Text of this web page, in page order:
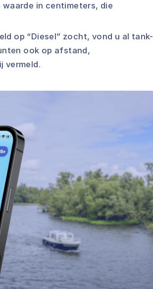
in centimeters, die
op “Diesel” zocht, vond u al tank-
ook op afstand,
vermeld.